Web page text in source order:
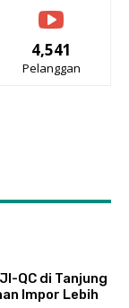
4,541
Pelanggan
QC di Tanjung
Impor Lebih